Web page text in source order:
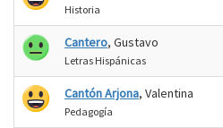
Historia
Cantero, Gustavo
Letras Hispánicas
Cantón Arjona, Valentina
Pedagogía